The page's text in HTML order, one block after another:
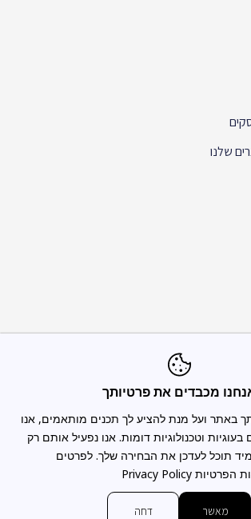
שלנו
מכבדים את פרטיותך
באתר ועל מנת להציע לך תכנים מותאמים, אנו
וטכנולוגיות דומות. אנו נפעיל אותם רק
תוכל לעדכן את הבחירה שלך. לפרטים
הפרטיות Privacy Policy
מאשר דחה